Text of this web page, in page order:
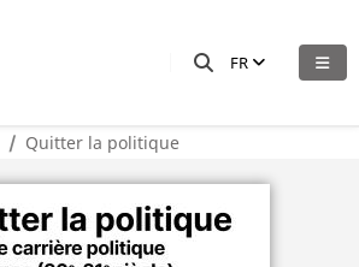
FR
Quitter la politique